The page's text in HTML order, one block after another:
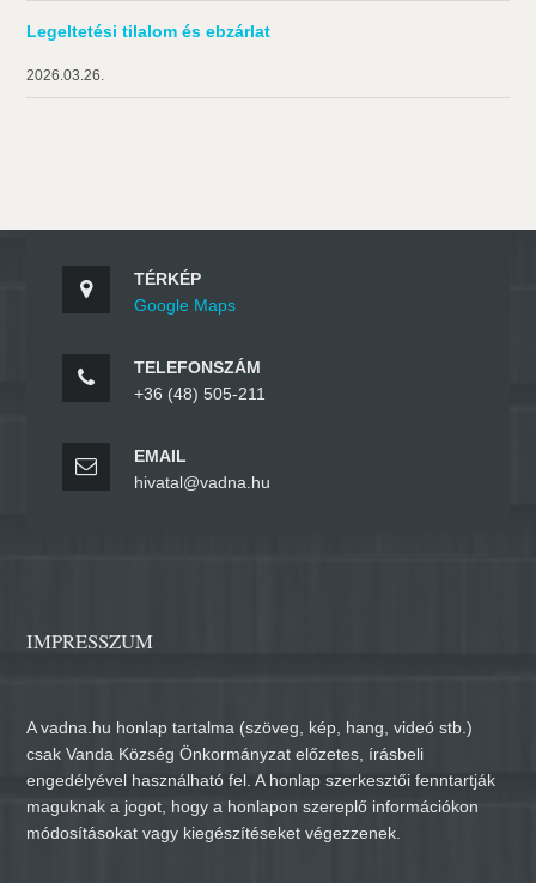
Legeltetési tilalom és ebzárlat
2026.03.26.
TÉRKÉP
Google Maps
TELEFONSZÁM
+36 (48) 505-211
EMAIL
hivatal@vadna.hu
IMPRESSZUM
A vadna.hu honlap tartalma (szöveg, kép, hang, videó stb.)
csak Vanda Község Önkormányzat előzetes, írásbeli
engedélyével használható fel. A honlap szerkesztői fenntartják
maguknak a jogot, hogy a honlapon szereplő információkon
módosításokat vagy kiegészítéseket végezzenek.